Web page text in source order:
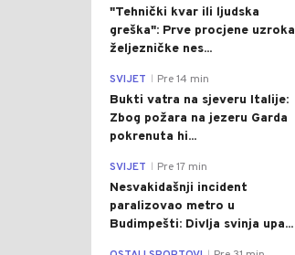
"Tehnički kvar ili ljudska
greška": Prve procjene uzroka
željezničke nes...
SVIJET Pre 14 min
Bukti vatra na sjeveru Italije:
Zbog požara na jezeru Garda
pokrenuta hi...
SVIJET Pre 17 min
Nesvakidašnji incident
paralizovao metro u
Budimpešti: Divlja svinja upa...